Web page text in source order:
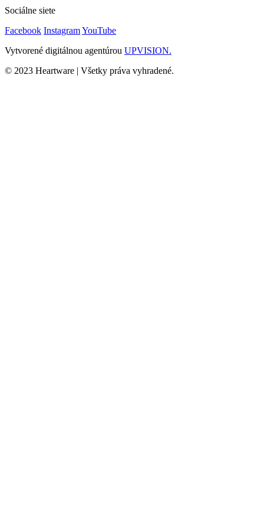
Sociálne siete
Facebook InstagramYouTube
Vytvorené digitálnou agentúrou UPVISION.
© 2023 Heartware | Všetky práva vyhradené.